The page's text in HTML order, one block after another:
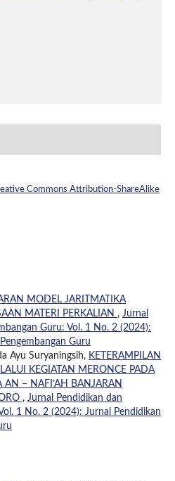
Commons Attribution-ShareAlike
MODEL JARITMATIKA
MATERI PERKALIAN , Jurnal
Guru: Vol. 1 No. 2 (2024):
Guru
Ayu Suryaningsih, KETERAMPILAN
KEGIATAN MERONCE PADA
AN – NAFI’AH BANJARAN
, Jurnal Pendidikan dan
1 No. 2 (2024): Jurnal Pendidikan